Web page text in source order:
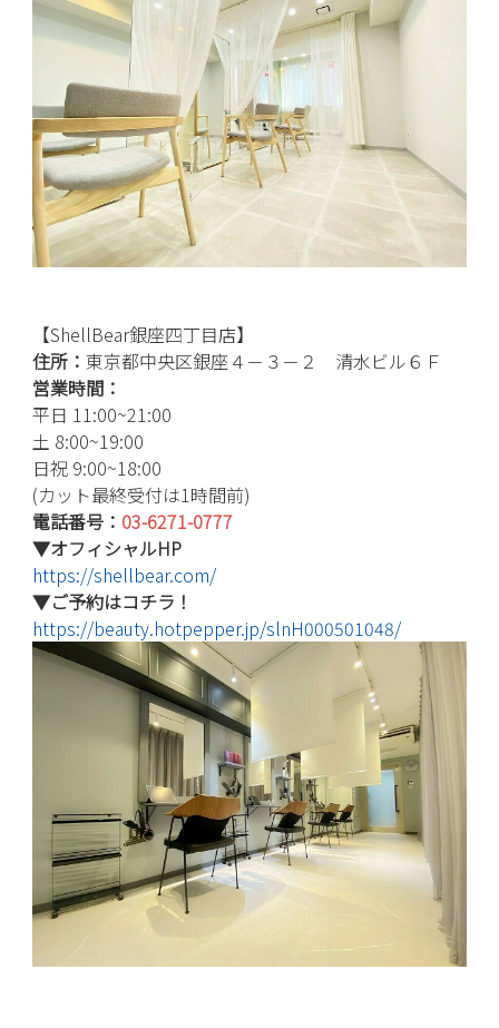
【ShellBear銀座四丁目店】
住所： 東京都中央区銀座４－３－２ 清水ビル６Ｆ
営業時間：
平日 11:00~21:00
土 8:00~19:00
日祝 9:00~18:00
(カット最終受付は1時間前)
電話番号： 03-6271-0777
▼オフィシャルHP
https://shellbear.com/
▼ご予約はコチラ！
https://beauty.hotpepper.jp/slnH000501048/